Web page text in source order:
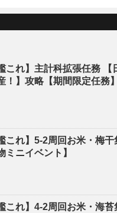
これ】主計科拡張任務 【
！】攻略【期間限定任務】
これ】5-2周回お米・梅
ミニイベント】
これ】4-2周回お米・海苔